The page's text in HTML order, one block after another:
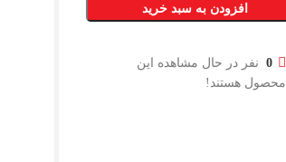
افزودن به سبد خرید
0
نفر در حال مشاهده این
محصول هستند!